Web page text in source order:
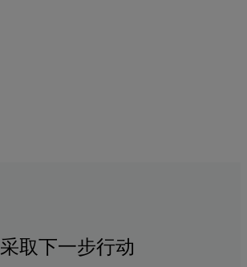
采取下一步行动